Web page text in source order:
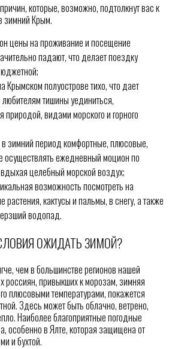
которые, возможно, подтолкнут вас к
зимний Крым.
цены на проживание и посещение
падают, что делает поездку
Крымском полуострове тихо, что дает
тишины уединиться,
природой, видами морского и горного
зимний период комфортные, плюсовые,
ежедневный моцион по
целебный морской воздух;
возможность посмотреть на
растения, кактусы и пальмы, в снегу, а также
водопад.
ОЖИДАТЬ ЗИМОЙ?
чем в большинстве регионов нашей
россиян, привыкших к морозам, зимняя
плюсовыми температурами, покажется
Здесь может быть облачно, ветрено,
Наиболее благоприятные погодные
особенно в Ялте, которая защищена от
и бухтой.